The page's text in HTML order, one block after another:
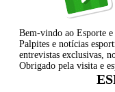
Bem-vindo ao Esporte
Palpites e notícias
entrevistas exclusivas,
Obrigado pela visita e